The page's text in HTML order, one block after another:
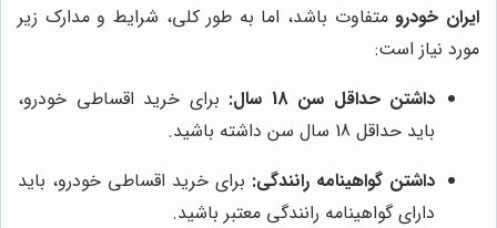
ایران خودرو متفاوت باشد، اما به طور کلی، شرایط و مدارک زیر
مورد نیاز است:
داشتن حداقل سن 18 سال:
برای خرید اقساطی خودرو،
باید حداقل 18 سال سن داشته باشید.
داشتن گواهینامه رانندگی: برای خرید اقساطی خودرو، باید
دارای گواهینامه رانندگی معتبر باشید.